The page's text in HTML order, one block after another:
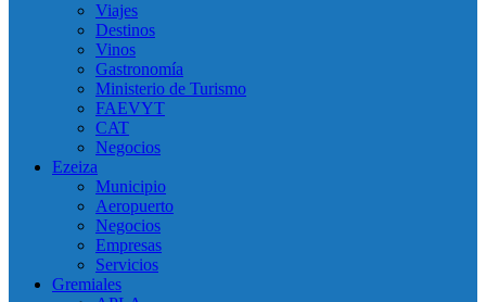
Viajes
Destinos
Vinos
Gastronomía
Ministerio de Turismo
FAEVYT
CAT
Negocios
Ezeiza
Municipio
Aeropuerto
Negocios
Empresas
Servicios
Gremiales